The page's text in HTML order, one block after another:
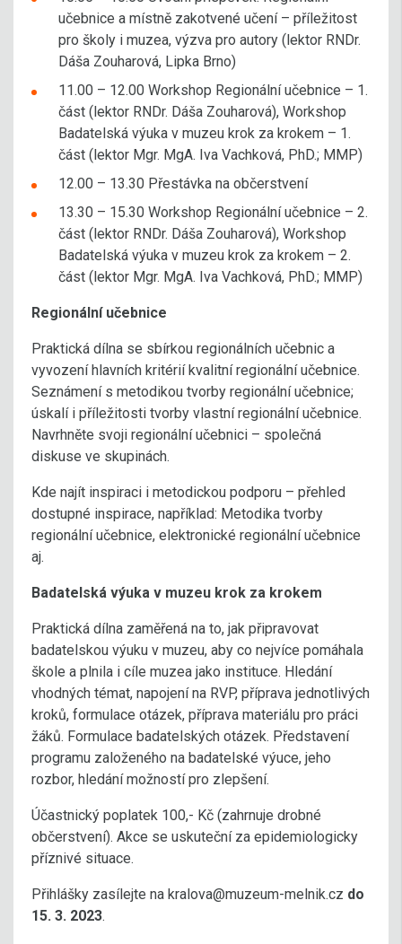
učebnice a místně zakotvené učení – příležitost
pro školy i muzea, výzva pro autory (lektor RNDr.
Dáša Zouharová, Lipka Brno)
11.00 – 12.00 Workshop Regionální učebnice – 1.
část (lektor RNDr. Dáša Zouharová), Workshop
Badatelská výuka v muzeu krok za krokem – 1.
část (lektor Mgr. MgA. Iva Vachková, PhD.; MMP)
12.00 – 13.30 Přestávka na občerstvení
13.30 – 15.30 Workshop Regionální učebnice – 2.
část (lektor RNDr. Dáša Zouharová), Workshop
Badatelská výuka v muzeu krok za krokem – 2.
část (lektor Mgr. MgA. Iva Vachková, PhD.; MMP)
Regionální učebnice
Praktická dílna se sbírkou regionálních učebnic a
vyvození hlavních kritérií kvalitní regionální učebnice.
Seznámení s metodikou tvorby regionální učebnice;
úskalí i příležitosti tvorby vlastní regionální učebnice.
Navrhněte svoji regionální učebnici – společná
diskuse ve skupinách.
Kde najít inspiraci i metodickou podporu – přehled
dostupné inspirace, například: Metodika tvorby
regionální učebnice, elektronické regionální učebnice
aj.
Badatelská výuka v muzeu krok za krokem
Praktická dílna zaměřená na to, jak připravovat
badatelskou výuku v muzeu, aby co nejvíce pomáhala
škole a plnila i cíle muzea jako instituce. Hledání
vhodných témat, napojení na RVP, příprava jednotlivých
kroků, formulace otázek, příprava materiálu pro práci
žáků. Formulace badatelských otázek. Představení
programu založeného na badatelské výuce, jeho
rozbor, hledání možností pro zlepšení.
Účastnický poplatek 100,- Kč (zahrnuje drobné
občerstvení). Akce se uskuteční za epidemiologicky
příznivé situace.
Přihlášky zasílejte na kralova@muzeum-melnik.cz do
15. 3. 2023.